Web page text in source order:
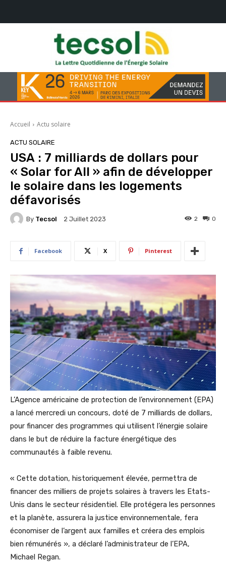
Accueil Actu solaire
ACTU SOLAIRE
USA : 7 milliards de dollars pour
« Solar for All » afin de développer
le solaire dans les logements
défavorisés
By Tecsol 2 Juillet 2023 0
2
Facebook X Pinterest
L’Agence américaine de protection de l’environnement (EPA)
a lancé mercredi un concours, doté de 7 milliards de dollars,
pour financer des programmes qui utilisent l’énergie solaire
dans le but de réduire la facture énergétique des
communautés à faible revenu.
« Cette dotation, historiquement élevée, permettra de
financer des milliers de projets solaires à travers les Etats-
Unis dans le secteur résidentiel. Elle protégera les personnes
et la planète, assurera la justice environnementale, fera
économiser de l’argent aux familles et créera des emplois
bien rémunérés », a déclaré l’administrateur de l’EPA,
Michael Regan.